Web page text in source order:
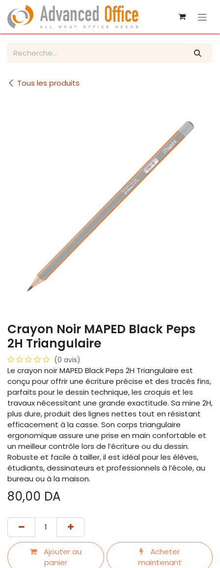
Se rendre au contenu
Tous les produits
Crayon Noir MAPED Black Peps
2H Triangulaire
(0 avis)
Le crayon noir MAPED Black Peps 2H Triangulaire est
conçu pour offrir une écriture précise et des tracés fins,
parfaits pour le dessin technique, les croquis et les
travaux nécessitant une grande exactitude. Sa mine 2H,
plus dure, produit des lignes nettes tout en résistant
efficacement à la casse. Son corps triangulaire
ergonomique assure une prise en main confortable et
un meilleur contrôle lors de l’écriture ou du dessin.
Robuste et facile à tailler, il est idéal pour les élèves,
étudiants, dessinateurs et professionnels à l’école, au
bureau ou à la maison.
80,00 DA
Ajouter au
panier
Acheter
maintenant